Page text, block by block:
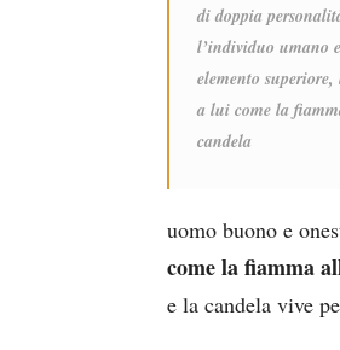
di doppia
l’individuo umano
elemento superiore,
a lui come la
candela
uomo buono e
come la fiamma
e la candela vive